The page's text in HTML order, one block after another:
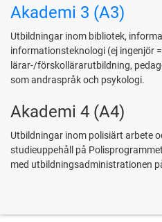
Akademi 3 (A3)
Utbildningar inom bibliotek,
informationsteknologi (ej ingenjör
lärar-/förskollärarutbildning,
som andraspråk och psykologi.
Akademi 4 (A4)
Utbildningar inom polisiärt arbete
studieuppehåll på
med utbildningsadministrationen